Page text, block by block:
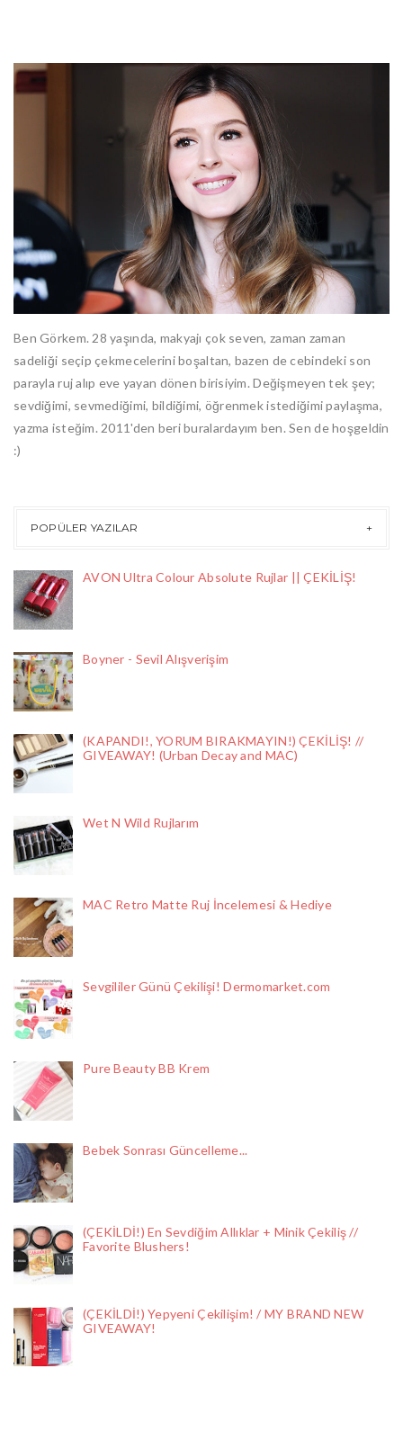
Ben Görkem. 28 yaşında, makyajı çok seven, zaman zaman
sadeliği seçip çekmecelerini boşaltan, bazen de cebindeki son
parayla ruj alıp eve yayan dönen birisiyim. Değişmeyen tek şey;
sevdiğimi, sevmediğimi, bildiğimi, öğrenmek istediğimi paylaşma,
yazma isteğim. 2011'den beri buralardayım ben. Sen de hoşgeldin
:)
POPÜLER YAZILAR
AVON Ultra Colour Absolute Rujlar || ÇEKİLİŞ!
Boyner - Sevil Alışverişim
(KAPANDI!, YORUM BIRAKMAYIN!) ÇEKİLİŞ! //
GIVEAWAY! (Urban Decay and MAC)
Wet N Wild Rujlarım
MAC Retro Matte Ruj İncelemesi & Hediye
Sevgililer Günü Çekilişi! Dermomarket.com
Pure Beauty BB Krem
Bebek Sonrası Güncelleme...
(ÇEKİLDİ!) En Sevdiğim Allıklar + Minik Çekiliş //
Favorite Blushers!
(ÇEKİLDİ!) Yepyeni Çekilişim! / MY BRAND NEW
GIVEAWAY!